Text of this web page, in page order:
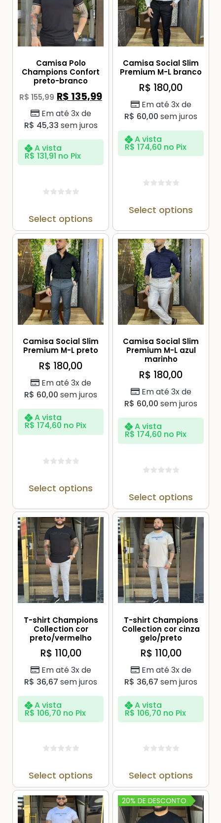
Camisa Polo
Champions Confort
preto-branco
R$ 155,99 R$ 135,99
Em até 3x de
R$ 45,33 sem juros
A vista
R$ 131,91 no Pix
Select options
Camisa Social Slim
Premium M-L branco
R$ 180,00
Em até 3x de
R$ 60,00 sem juros
A vista
R$ 174,60 no Pix
Select options
Camisa Social Slim
Premium M-L preto
R$ 180,00
Em até 3x de
R$ 60,00 sem juros
A vista
R$ 174,60 no Pix
Select options
Camisa Social Slim
Premium M-L azul
marinho
R$ 180,00
Em até 3x de
R$ 60,00 sem juros
A vista
R$ 174,60 no Pix
Select options
T-shirt Champions
Collection cor
preto/vermelho
R$ 110,00
Em até 3x de
R$ 36,67 sem juros
A vista
R$ 106,70 no Pix
Select options
T-shirt Champions
Collection cor cinza
gelo/preto
R$ 110,00
Em até 3x de
R$ 36,67 sem juros
A vista
R$ 106,70 no Pix
Select options
20% DE DESCONTO